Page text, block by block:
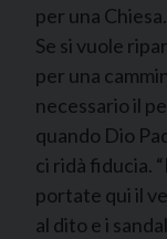
per una Chiesa.
Se si vuole
per una
necessario il
quando Dio
ci ridà fiducia.
portate qui il
al dito e i